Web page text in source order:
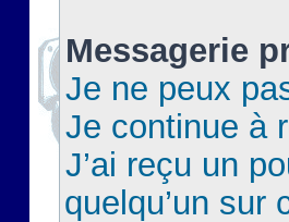
Messagerie
Je ne peux
Je continue à
J’ai reçu un
quelqu’un sur